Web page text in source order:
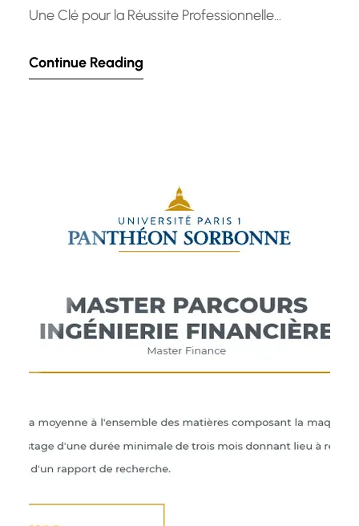
Une Clé pour la Réussite Professionnelle
qui nécessite à la fois des compétences
Continue Reading